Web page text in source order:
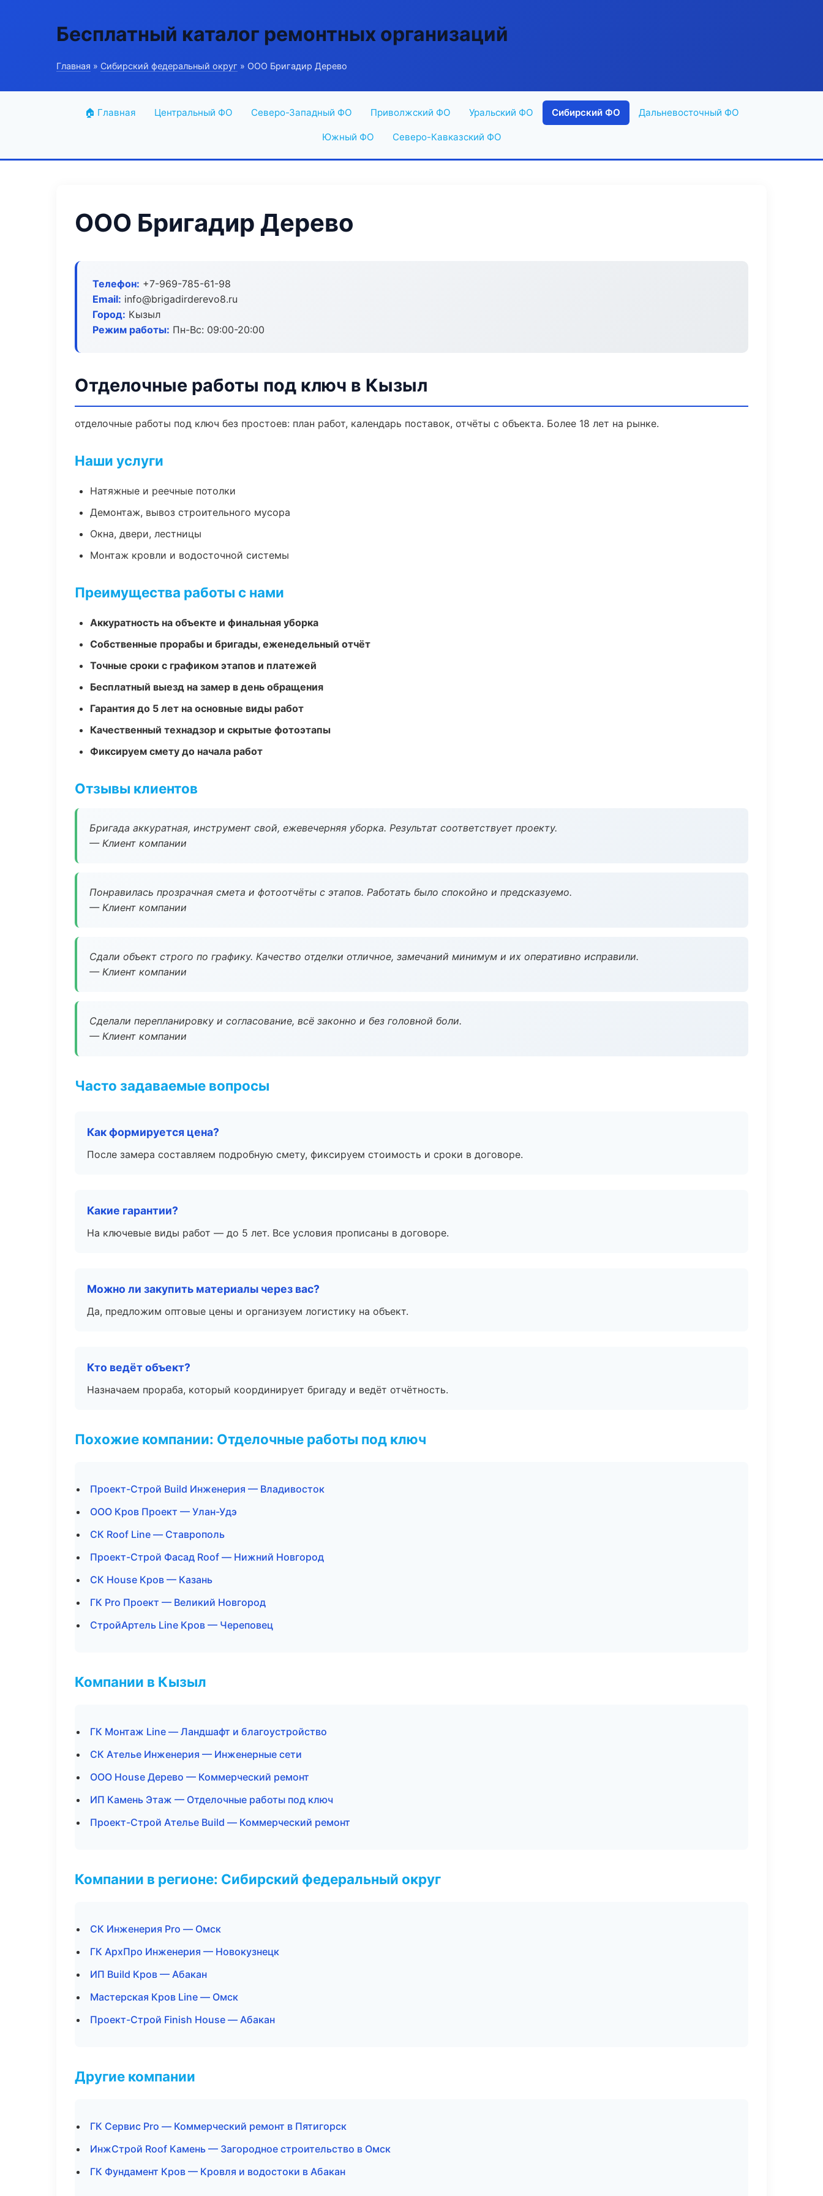
Бесплатный каталог ремонтных организаций
Главная » Сибирский федеральный округ » ООО Бригадир Дерево
🏠 Главная Центральный ФО Северо-Западный ФО Приволжский ФО Уральский ФО Сибирский ФО Дальневосточный ФО
Южный ФО Северо-Кавказский ФО
ООО Бригадир Дерево
Телефон: +7-969-785-61-98
Email: info@brigadirderevo8.ru
Город: Кызыл
Режим работы: Пн-Вс: 09:00-20:00
Отделочные работы под ключ в Кызыл
отделочные работы под ключ без простоев: план работ, календарь поставок, отчёты с объекта. Более 18 лет на рынке.
Наши услуги
Натяжные и реечные потолки
Демонтаж, вывоз строительного мусора
Окна, двери, лестницы
Монтаж кровли и водосточной системы
Преимущества работы с нами
Аккуратность на объекте и финальная уборка
Собственные прорабы и бригады, еженедельный отчёт
Точные сроки с графиком этапов и платежей
Бесплатный выезд на замер в день обращения
Гарантия до 5 лет на основные виды работ
Качественный технадзор и скрытые фотоэтапы
Фиксируем смету до начала работ
Отзывы клиентов
Бригада аккуратная, инструмент свой, ежевечерняя уборка. Результат соответствует проекту.
— Клиент компании
Понравилась прозрачная смета и фотоотчёты с этапов. Работать было спокойно и предсказуемо.
— Клиент компании
Сдали объект строго по графику. Качество отделки отличное, замечаний минимум и их оперативно исправили.
— Клиент компании
Сделали перепланировку и согласование, всё законно и без головной боли.
— Клиент компании
Часто задаваемые вопросы
Как формируется цена?
После замера составляем подробную смету, фиксируем стоимость и сроки в договоре.
Какие гарантии?
На ключевые виды работ — до 5 лет. Все условия прописаны в договоре.
Можно ли закупить материалы через вас?
Да, предложим оптовые цены и организуем логистику на объект.
Кто ведёт объект?
Назначаем прораба, который координирует бригаду и ведёт отчётность.
Похожие компании: Отделочные работы под ключ
Проект-Строй Build Инженерия — Владивосток
ООО Кров Проект — Улан-Удэ
СК Roof Line — Ставрополь
Проект-Строй Фасад Roof — Нижний Новгород
СК House Кров — Казань
ГК Pro Проект — Великий Новгород
СтройАртель Line Кров — Череповец
Компании в Кызыл
ГК Монтаж Line — Ландшафт и благоустройство
СК Ателье Инженерия — Инженерные сети
ООО House Дерево — Коммерческий ремонт
ИП Камень Этаж — Отделочные работы под ключ
Проект-Строй Ателье Build — Коммерческий ремонт
Компании в регионе: Сибирский федеральный округ
СК Инженерия Pro — Омск
ГК АрхПро Инженерия — Новокузнецк
ИП Build Кров — Абакан
Мастерская Кров Line — Омск
Проект-Строй Finish House — Абакан
Другие компании
ГК Сервис Pro — Коммерческий ремонт в Пятигорск
ИнжСтрой Roof Камень — Загородное строительство в Омск
ГК Фундамент Кров — Кровля и водостоки в Абакан